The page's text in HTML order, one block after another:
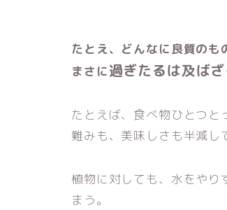
たとえ、どんなに良質のも
まさに過ぎたるは及ばざ
たとえば、食べ物ひとつ
難みも、美味しさも半減し
植物に対しても、水をやり
まう。